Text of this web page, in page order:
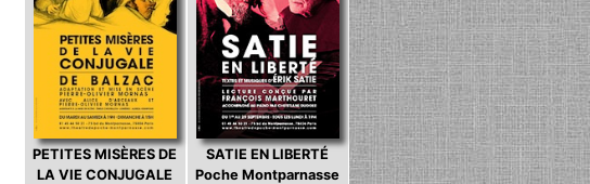
PETITES MISÈRES DE
LA VIE CONJUGALE
SATIE EN LIBERTÉ
Poche Montparnasse